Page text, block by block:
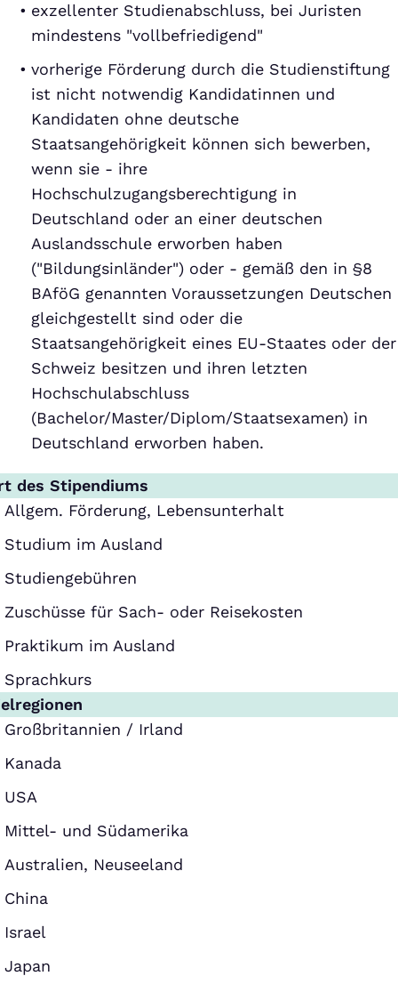
exzellenter Studienabschluss, bei Juristen
mindestens "vollbefriedigend"
vorherige Förderung durch die Studienstiftung
ist nicht notwendig Kandidatinnen und
Kandidaten ohne deutsche
Staatsangehörigkeit können sich bewerben,
wenn sie - ihre
Hochschulzugangsberechtigung in
Deutschland oder an einer deutschen
Auslandsschule erworben haben
("Bildungsinländer") oder - gemäß den in §8
BAföG genannten Voraussetzungen Deutschen
gleichgestellt sind oder die
Staatsangehörigkeit eines EU-Staates oder der
Schweiz besitzen und ihren letzten
Hochschulabschluss
(Bachelor/Master/Diplom/Staatsexamen) in
Deutschland erworben haben.
des Stipendiums
Allgem. Förderung, Lebensunterhalt
Studium im Ausland
Studiengebühren
Zuschüsse für Sach- oder Reisekosten
Praktikum im Ausland
Sprachkurs
Großbritannien / Irland
Kanada
USA
Mittel- und Südamerika
Australien, Neuseeland
China
Israel
Japan